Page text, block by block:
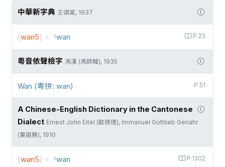
中華新字典 王頌棠, 1937
P.23
[wan5] ꜃wan
粵音依聲檢字 馮漢 (馮師韓), 1935
P.51
Wan (粵拼: wan)
A Chinese-English Dictionary in the Cantonese
Dialect Ernest John Eitel (歐德理), Immanuel Gottlieb Genähr
(葉道勝), 1910
P.1302
[wan5] ꜃wan